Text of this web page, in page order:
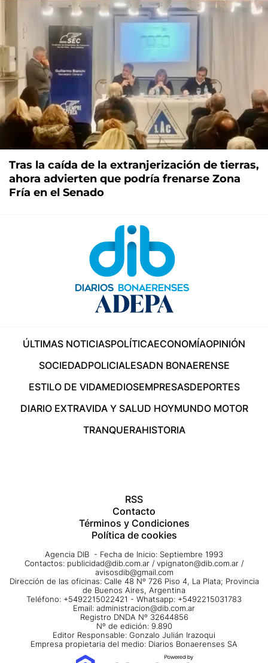
Tras la caída de la extranjerización de tierras,
ahora advierten que podría frenarse Zona
Fría en el Senado
ÚLTIMAS NOTICIASPOLÍTICAECONOMÍAOPINIÓN
SOCIEDADPOLICIALESADN BONAERENSE
ESTILO DE VIDAMEDIOSEMPRESASDEPORTES
DIARIO EXTRAVIDA Y SALUD HOYMUNDO MOTOR
TRANQUERAHISTORIA
RSS
Contacto
Términos y Condiciones
Política de cookies
Agencia DIB - Fecha de Inicio: Septiembre 1993
Contactos: publicidad@dib.com.ar / vpignaton@dib.com.ar /
avisosdib@gmail.com
Dirección de las oficinas: Calle 48 Nº 726 Piso 4, La Plata; Provincia
de Buenos Aires, Argentina
Teléfono: +5492215022421 - Whatsapp: +5492215031783
Email: administracion@dib.com.ar
Registro DNDA Nº 32644856
Nº de edición: 9.890
Editor Responsable: Gonzalo Julián Irazoqui
Empresa propietaria del medio: Diarios Bonaerenses SA